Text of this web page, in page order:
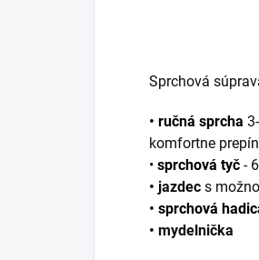
Sprchová
• ručná sprcha
komfortne
• sprchová tyč -
• jazdec s
• sprchová
• mydelnička